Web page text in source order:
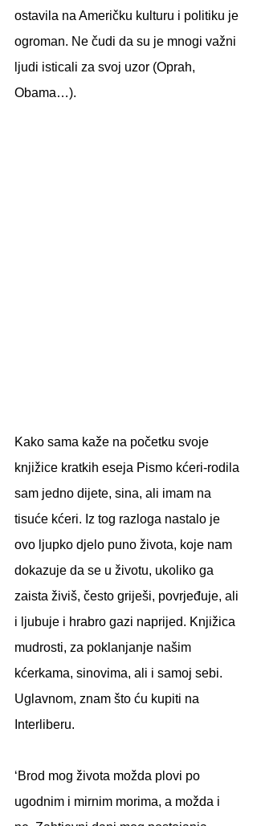
ostavila na Američku kulturu i politiku je
ogroman. Ne čudi da su je mnogi važni
ljudi isticali za svoj uzor (Oprah,
Obama…).
Kako sama kaže na početku svoje
knjižice kratkih eseja Pismo kćeri-rodila
sam jedno dijete, sina, ali imam na
tisuće kćeri. Iz tog razloga nastalo je
ovo ljupko djelo puno života, koje nam
dokazuje da se u životu, ukoliko ga
zaista živiš, često griješi, povrjeđuje, ali
i ljubuje i hrabro gazi naprijed. Knjižica
mudrosti, za poklanjanje našim
kćerkama, sinovima, ali i samoj sebi.
Uglavnom, znam što ću kupiti na
Interliberu.
‘Brod mog života možda plovi po
ugodnim i mirnim morima, a možda i